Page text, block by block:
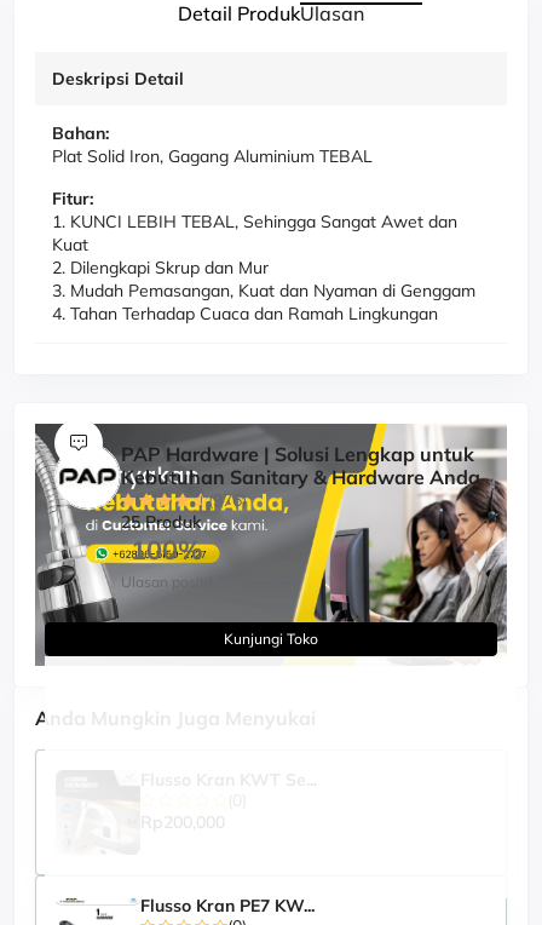
Detail ProdukUlasan
Deskripsi Detail
Bahan:
Plat Solid Iron, Gagang Aluminium TEBAL
Fitur:
1. KUNCI LEBIH TEBAL, Sehingga Sangat Awet dan
Kuat
2. Dilengkapi Skrup dan Mur
3. Mudah Pemasangan, Kuat dan Nyaman di Genggam
4. Tahan Terhadap Cuaca dan Ramah Lingkungan
Anda Mungkin Juga Menyukai
Rp200,000
Flusso Kran PE7 KW...
PAP Hardware | Solusi Lengkap untuk
Kebutuhan Sanitary & Hardware Anda
(976)
25 Produk
100%
Ulasan positif
Kunjungi Toko